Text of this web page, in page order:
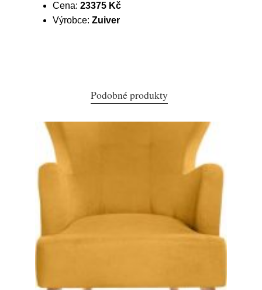
Cena: 23375 Kč
Výrobce: Zuiver
Podobné produkty